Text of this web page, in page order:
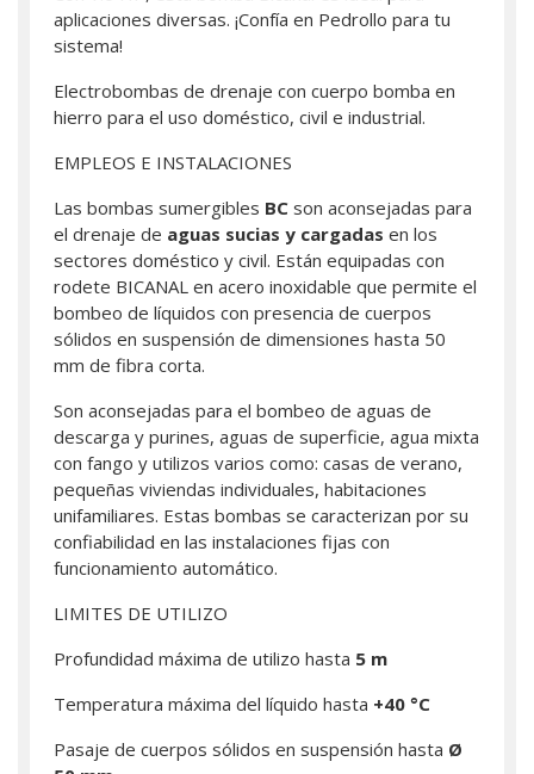
aplicaciones diversas. ¡Confía en Pedrollo para tu
sistema!
Electrobombas de drenaje con cuerpo bomba en
hierro para el uso doméstico, civil e industrial.
EMPLEOS E INSTALACIONES
Las bombas sumergibles BC son aconsejadas para
el drenaje de aguas sucias y cargadas en los
sectores doméstico y civil. Están equipadas con
rodete BICANAL en acero inoxidable que permite el
bombeo de líquidos con presencia de cuerpos
sólidos en suspensión de dimensiones hasta 50
mm de fibra corta.
Son aconsejadas para el bombeo de aguas de
descarga y purines, aguas de superficie, agua mixta
con fango y utilizos varios como: casas de verano,
pequeñas viviendas individuales, habitaciones
unifamiliares. Estas bombas se caracterizan por su
confiabilidad en las instalaciones fijas con
funcionamiento automático.
LIMITES DE UTILIZO
Profundidad máxima de utilizo hasta 5 m
Temperatura máxima del líquido hasta +40 °C
Pasaje de cuerpos sólidos en suspensión hasta Ø